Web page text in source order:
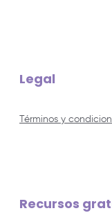
Legal
Términos y
Recursos